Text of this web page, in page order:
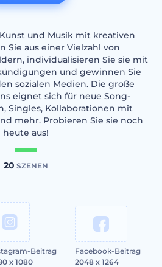
und Musik mit kreativen
Sie aus einer Vielzahl von
individualisieren Sie sie mit
und gewinnen Sie
sozialen Medien. Die große
eignet sich für neue Song-
Singles, Kollaborationen mit
mehr. Probieren Sie sie noch
heute aus!
20 SZENEN
Beitrag
x 1080
Facebook-Beitrag
2048 x 1264